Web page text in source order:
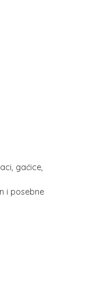
gaćice,
i posebne